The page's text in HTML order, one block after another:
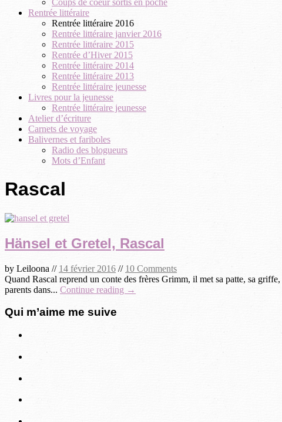
Coups de coeur sortis en poche
Rentrée littéraire
Rentrée littéraire 2016
Rentrée littéraire janvier 2016
Rentrée littéraire 2015
Rentrée d’Hiver 2015
Rentrée littéraire 2014
Rentrée littéraire 2013
Rentrée littéraire jeunesse
Livres pour la jeunesse
Rentrée littéraire jeunesse
Atelier d’écriture
Carnets de voyage
Balivernes et fariboles
Radio des blogueurs
Mots d’Enfant
Rascal
Hänsel et Gretel, Rascal
by Leiloona // 14 février 2016 // 10 Comments
Quand Rascal reprend un conte des frères Grimm, il met sa patte, sa
parents dans... Continue reading →
Qui m’aime me suive